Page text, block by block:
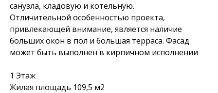
санузла, кладовую и котельную.
Отличительной особенностью проекта,
привлекающей внимание, является наличие
больших окон в пол и большая терраса. Фасад
может быть выполнен в кирпичном исполнении
1 Этаж
Жилая площадь 109,5 м2